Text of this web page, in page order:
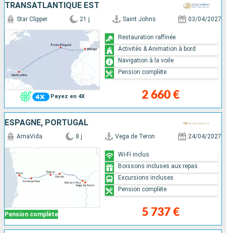
TRANSATLANTIQUE EST
Payez en 4X
Star Clipper 21 j Saint Johns 03/04/2027
2 660 €
Restauration raffinée
Activités & Animation à bord
Navigation à la voile
Pension complète
ESPAGNE, PORTUGAL
Pension complète
AmaVida 8 j Vega de Teron 24/04/2027
5 737 €
Wi-Fi inclus
Boissons incluses aux repas
Excursions incluses
Pension complète